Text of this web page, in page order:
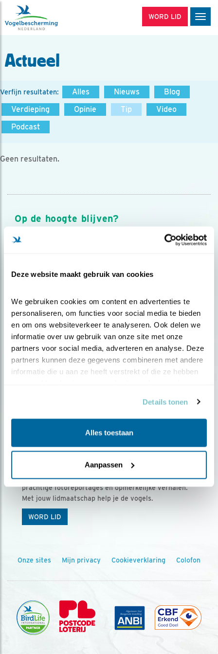
Deze website maakt gebruik van cookies
We gebruiken cookies om content en advertenties te
personaliseren, om functies voor social media te bieden
en om ons websiteverkeer te analyseren. Ook delen we
informatie over uw gebruik van onze site met onze
partners voor social media, adverteren en analyse. Deze
partners kunnen deze gegevens combineren met andere
informatie die u aan ze heeft verstrekt of die ze hebben
Details tonen
Alles toestaan
Aanpassen
WORD LID
Actueel
Verfijn resultaten: Alles Nieuws
Blog
Verdieping
Opinie Tip
Video
Podcast
Geen resultaten.
Op de hoogte blijven?
Meld je aan en ontvang nieuws, inspiratie, acties en tips
over vogels en activiteiten van Vogelbescherming.
Ontvang 5 x Vogels voor € 36,00 per jaar
Vogels is het tijdschrift voor onze leden, met
prachtige fotoreportages en opmerkelijke verhalen.
Met jouw lidmaatschap help je de vogels.
WORD LID
Onze sites Mijn privacy Cookieverklaring Colofon